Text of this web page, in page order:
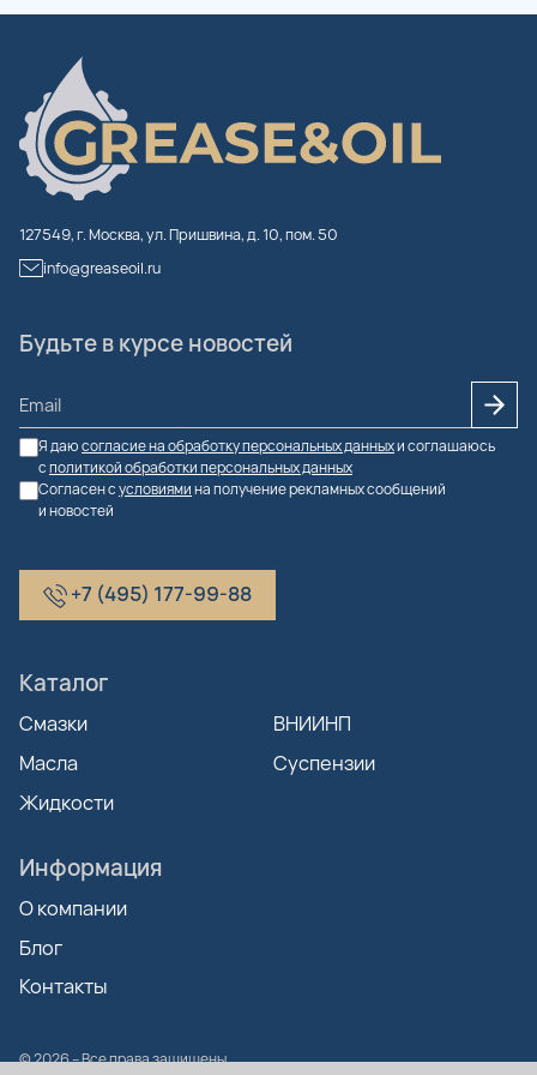
127549, г. Москва, ул. Пришвина, д. 10, пом. 50
info@greaseoil.ru
Будьте в курсе новостей
Я даюсогласие на обработку персональных данныхи соглашаюсь
сполитикой обработки персональных данных
Согласен сусловиямина получение рекламных сообщений
и новостей
+7 (495) 177-99-88
Каталог
Смазки
ВНИИНП
Масла
Суспензии
Жидкости
Информация
О компании
Блог
Контакты
© 2026 – Все права защищены